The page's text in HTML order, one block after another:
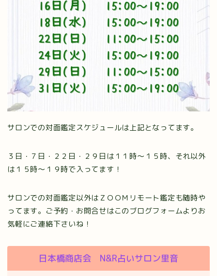
サロンでの対面鑑定スケジュールは上記となってます。
３日・７日・２２日・２９日は１１時～１５時、それ以外
は１５時～１９時で入ってます！
サロンでの対面鑑定以外はＺＯＯＭリモート鑑定も随時や
ってます。ご予約・お問合せはこのブログフォームよりお
気軽にご連絡下さいね！
日本橋商店会 N&R占いサロン里音